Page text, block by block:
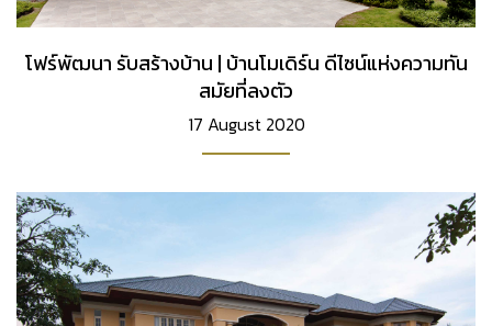
โฟร์พัฒนา รับสร้างบ้าน | บ้านโมเดิร์น ดีไซน์แห่งความทัน
สมัยที่ลงตัว
17 August 2020